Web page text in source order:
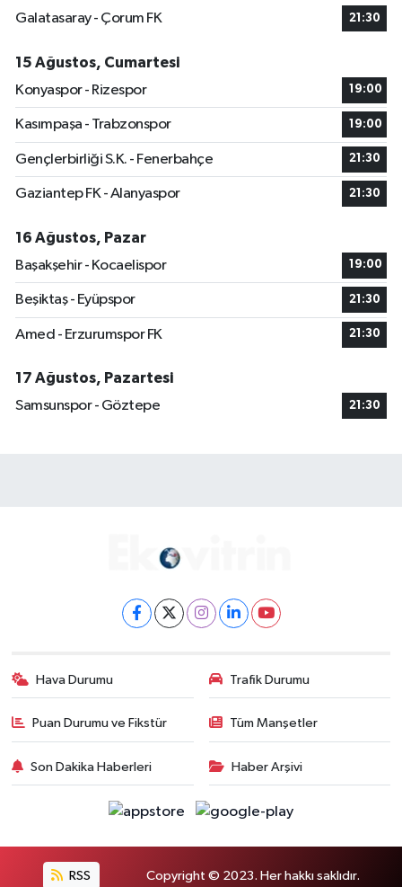
Galatasaray - Çorum FK
21:30
15 Ağustos, Cumartesi
Konyaspor - Rizespor
19:00
Kasımpaşa - Trabzonspor 19:00
Gençlerbirliği S.K. - Fenerbahçe 21:30
Gaziantep FK - Alanyaspor 21:30
16 Ağustos, Pazar
Başakşehir - Kocaelispor
19:00
Beşiktaş - Eyüpspor 21:30
Amed - Erzurumspor FK 21:30
17 Ağustos, Pazartesi
Samsunspor - Göztepe
21:30
Hava Durumu Trafik Durumu
Puan Durumu ve Fikstür Tüm Manşetler
Son Dakika Haberleri Haber Arşivi
RSS Copyright © 2023. Her hakkı saklıdır.